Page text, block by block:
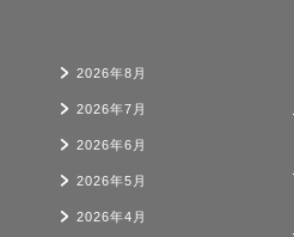
2026年8月
2026年7月
2026年6月
2026年5月
2026年4月